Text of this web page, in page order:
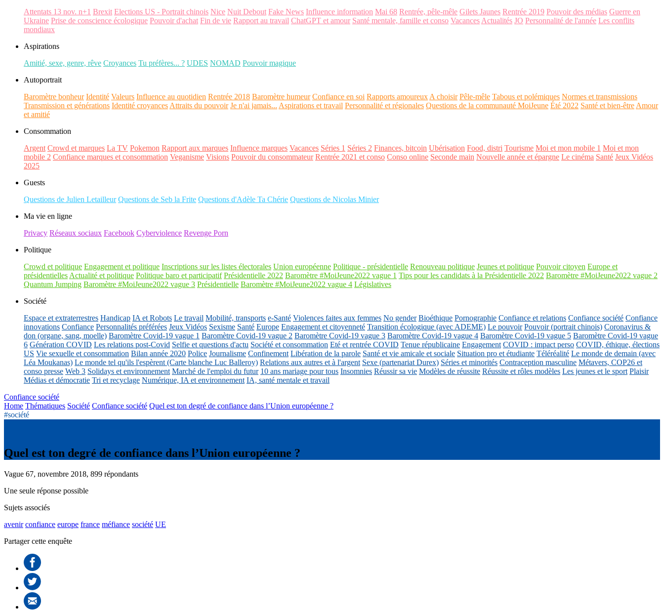
Attentats 13 nov. n+1 Brexit Elections US - Portrait chinois Nice Nuit Debout Fake News Influence information Mai 68 Rentrée, pêle-mêle Gilets Jaunes Rentrée 2019 Pouvoir des médias Guerre en
Ukraine Prise de conscience écologique Pouvoir d'achat Fin de vie Rapport au travail ChatGPT et amour Santé mentale, famille et conso Vacances Actualités JO Personnalité de l'année Les conflits
mondiaux
Aspirations
Amitié, sexe, genre, rêve Croyances Tu préfères... ? UDES NOMAD Pouvoir magique
Autoportrait
Baromètre bonheur Identité Valeurs Influence au quotidien Rentrée 2018 Baromètre humeur Confiance en soi Rapports amoureux A choisir Pêle-mêle Tabous et polémiques Normes et transmissions
Transmission et générations Identité croyances Attraits du pouvoir Je n'ai jamais... Aspirations et travail Personnalité et régionales Questions de la communauté MoiJeune Été 2022 Santé et bien-être Amour
et amitié
Consommation
Argent Crowd et marques La TV Pokemon Rapport aux marques Influence marques Vacances Séries 1 Séries 2 Finances, bitcoin Ubérisation Food, distri Tourisme Moi et mon mobile 1 Moi et mon
mobile 2 Confiance marques et consommation Veganisme Visions Pouvoir du consommateur Rentrée 2021 et conso Conso online Seconde main Nouvelle année et épargne Le cinéma Santé Jeux Vidéos
2025
Guests
Questions de Julien Letailleur Questions de Seb la Frite Questions d'Adèle Ta Chérie Questions de Nicolas Minier
Ma vie en ligne
Privacy Réseaux sociaux Facebook Cyberviolence Revenge Porn
Politique
Crowd et politique Engagement et politique Inscriptions sur les listes électorales Union européenne Politique - présidentielle Renouveau politique Jeunes et politique Pouvoir citoyen Europe et
présidentielles Actualité et politique Politique baro et participatif Présidentielle 2022 Baromètre #MoiJeune2022 vague 1 Tips pour les candidats à la Présidentielle 2022 Baromètre #MoiJeune2022 vague 2
Quantum Jumping Baromètre #MoiJeune2022 vague 3 Présidentielle Baromètre #MoiJeune2022 vague 4 Législatives
Société
Espace et extraterrestres Handicap IA et Robots Le travail Mobilité, transports e-Santé Violences faites aux femmes No gender Bioéthique Pornographie Confiance et relations Confiance société Confiance
innovations Confiance Personnalités préférées Jeux Vidéos Sexisme Santé Europe Engagement et citoyenneté Transition écologique (avec ADEME) Le pouvoir Pouvoir (portrait chinois) Coronavirus &
don (organe, sang, moelle) Baromètre Covid-19 vague 1 Baromètre Covid-19 vague 2 Baromètre Covid-19 vague 3 Baromètre Covid-19 vague 4 Baromètre Covid-19 vague 5 Baromètre Covid-19 vague
6 Génération COVID Les relations post-Covid Selfie et questions d'actu Société et consommation Eté et rentrée COVID Tenue républicaine Engagement COVID : impact perso COVID, éthique, élections
US Vie sexuelle et consommation Bilan année 2020 Police Journalisme Confinement Libération de la parole Santé et vie amicale et sociale Situation pro et étudiante Téléréalité Le monde de demain (avec
Léa Moukanas) Le monde tel qu'ils l'espèrent (Carte blanche Luc Balleroy) Relations aux autres et à l'argent Sexe (partenariat Durex) Séries et minorités Contraception masculine Métavers, COP26 et
conso presse Web 3 Solidays et environnement Marché de l'emploi du futur 10 ans mariage pour tous Insomnies Réussir sa vie Modèles de réussite Réussite et rôles modèles Les jeunes et le sport Plaisir
Médias et démocratie Tri et recyclage Numérique, IA et environnement IA, santé mentale et travail
Confiance société
Home Thématiques Société Confiance société Quel est ton degré de confiance dans l’Union européenne ?
#société
Quel est ton degré de confiance dans l’Union européenne ?
Vague 67, novembre 2018, 899 répondants
Une seule réponse possible
Sujets associés
avenir confiance europe france méfiance société UE
Partager cette enquête